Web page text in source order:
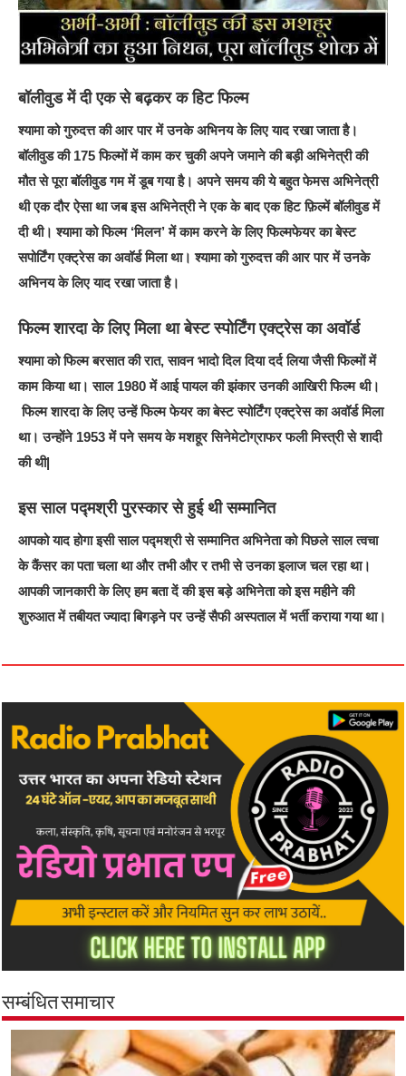
बॉलीवुड में दी एक से बढ़कर क हिट फिल्म
श्यामा को गुरुदत्त की आर पार में उनके अभिनय के लिए याद रखा जाता है।
बॉलीवुड की 175 फिल्मों में काम कर चुकी अपने जमाने की बड़ी अभिनेत्री की
मौत से पूरा बॉलीवुड गम में डूब गया है। अपने समय की ये बहुत फेमस अभिनेत्री
थी एक दौर ऐसा था जब इस अभिनेत्री ने एक के बाद एक हिट फ़िल्में बॉलीवुड में
दी थी। श्यामा को फिल्म ‘मिलन’ में काम करने के लिए फिल्मफेयर का बेस्ट
सपोर्टिंग एक्ट्रेस का अवॉर्ड मिला था। श्यामा को गुरुदत्त की आर पार में उनके
अभिनय के लिए याद रखा जाता है।
फिल्म शारदा के लिए मिला था बेस्ट स्पोर्टिंग एक्ट्रेस का अवॉर्ड
श्यामा को फिल्म बरसात की रात, सावन भादो दिल दिया दर्द लिया जैसी फिल्मों में
काम किया था। साल 1980 में आई पायल की झंकार उनकी आखिरी फिल्म थी।
फिल्म शारदा के लिए उन्हें फिल्म फेयर का बेस्ट स्पोर्टिंग एक्ट्रेस का अवॉर्ड मिला
था। उन्होंने 1953 में पने समय के मशहूर सिनेमेटोग्राफर फली मिस्त्री से शादी
की थी|
इस साल पद्मश्री पुरस्कार से हुई थी सम्मानित
आपको याद होगा इसी साल पद्मश्री से सम्मानित अभिनेता को पिछले साल त्वचा
के कैंसर का पता चला था और तभी और र तभी से उनका इलाज चल रहा था।
आपकी जानकारी के लिए हम बता दें की इस बड़े अभिनेता को इस महीने की
शुरुआत में तबीयत ज्यादा बिगड़ने पर उन्हें सैफी अस्पताल में भर्ती कराया गया था।
सम्बंधित समाचार